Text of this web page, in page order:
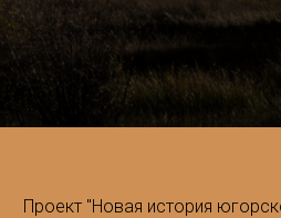
Проект "Новая история